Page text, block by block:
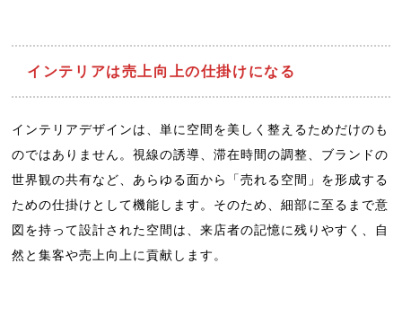
インテリアは売上向上の仕掛けになる
インテリアデザインは、単に空間を美しく整えるためだけのも
のではありません。視線の誘導、滞在時間の調整、ブランドの
世界観の共有など、あらゆる面から「売れる空間」を形成する
ための仕掛けとして機能します。そのため、細部に至るまで意
図を持って設計された空間は、来店者の記憶に残りやすく、自
然と集客や売上向上に貢献します。